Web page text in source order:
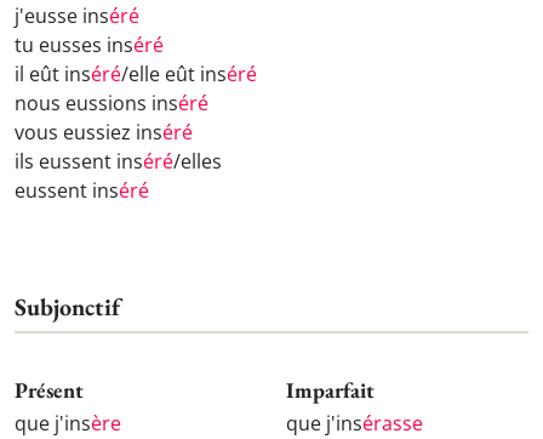
j'eusse inséré
tu eusses inséré
il eût inséré/elle eût inséré
nous eussions inséré
vous eussiez inséré
ils eussent inséré/elles
eussent inséré
Subjonctif
Présent
que j'insère
Imparfait
que j'insérasse